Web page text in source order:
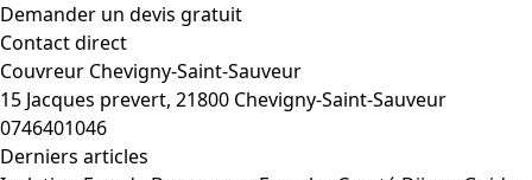
Demander un devis gratuit
Contact direct
Couvreur Chevigny-Saint-Sauveur
15 Jacques prevert, 21800 Chevigny-Saint-Sauveur
0746401046
Derniers articles